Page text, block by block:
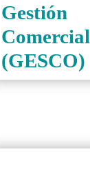
Gestión
Comercial
(GESCO)